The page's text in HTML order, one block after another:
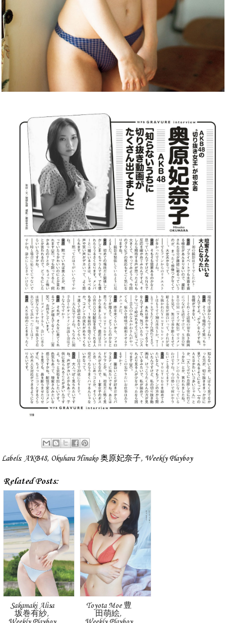
Labels: AKB48, Okuhara Hinako 奥原妃奈子, Weekly Playboy
Related Posts:
Sakamaki Alisa
坂巻有紗,
Toyota Moe 豊
田萌絵,